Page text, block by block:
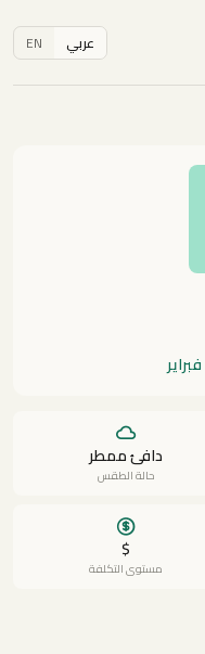
عربي EN
فبراير
دافئ ممطر
حالة الطقس
$
مستوى التكلفة